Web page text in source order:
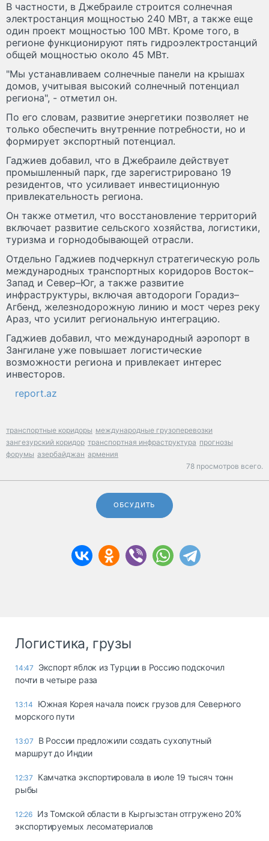
В частности, в Джебраиле строится солнечная
электростанция мощностью 240 МВт, а также еще
один проект мощностью 100 МВт. Кроме того, в
регионе функционируют пять гидроэлектростанций
общей мощностью около 45 МВт.
"Мы устанавливаем солнечные панели на крышах
домов, учитывая высокий солнечный потенциал
региона", - отметил он.
По его словам, развитие энергетики позволяет не
только обеспечить внутренние потребности, но и
формирует экспортный потенциал.
Гаджиев добавил, что в Джебраиле действует
промышленный парк, где зарегистрировано 19
резидентов, что усиливает инвестиционную
привлекательность региона.
Он также отметил, что восстановление территорий
включает развитие сельского хозяйства, логистики,
туризма и горнодобывающей отрасли.
Отдельно Гаджиев подчеркнул стратегическую роль
международных транспортных коридоров Восток–
Запад и Север–Юг, а также развитие
инфраструктуры, включая автодороги Горадиз–
Агбенд, железнодорожную линию и мост через реку
Араз, что усилит региональную интеграцию.
Гаджиев добавил, что международный аэропорт в
Зангилане уже повышает логистические
возможности региона и привлекает интерес
инвесторов.
report.az
транспортные коридоры международные грузоперевозки
зангезурский коридор транспортная инфраструктура прогнозы
форумы азербайджан армения
78 просмотров всего.
ОБСУДИТЬ
Логистика, грузы
14:47
Экспорт яблок из Турции в Россию подскочил
почти в четыре раза
13:14
Южная Корея начала поиск грузов для Северного
морского пути
13:07
В России предложили создать сухопутный
маршрут до Индии
12:37
Камчатка экспортировала в июле 19 тысяч тонн
рыбы
12:26 Из Томской области в Кыргызстан отгружено 20%
экспортируемых лесоматериалов